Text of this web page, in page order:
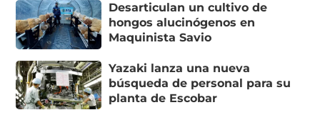
Desarticulan un cultivo de
hongos alucinógenos en
Maquinista Savio
Yazaki lanza una nueva
búsqueda de personal para su
planta de Escobar